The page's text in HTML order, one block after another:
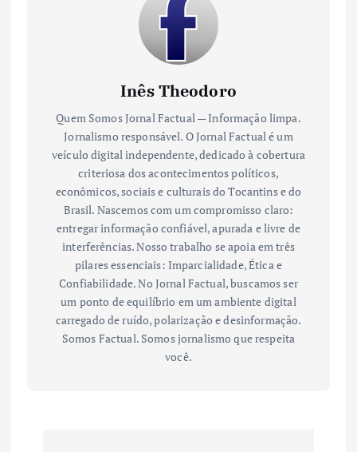
Inês Theodoro
Quem Somos Jornal Factual — Informação limpa.
Jornalismo responsável. O Jornal Factual é um
veículo digital independente, dedicado à cobertura
criteriosa dos acontecimentos políticos,
econômicos, sociais e culturais do Tocantins e do
Brasil. Nascemos com um compromisso claro:
entregar informação confiável, apurada e livre de
interferências. Nosso trabalho se apoia em três
pilares essenciais: Imparcialidade, Ética e
Confiabilidade. No Jornal Factual, buscamos ser
um ponto de equilíbrio em um ambiente digital
carregado de ruído, polarização e desinformação.
Somos Factual. Somos jornalismo que respeita
você.